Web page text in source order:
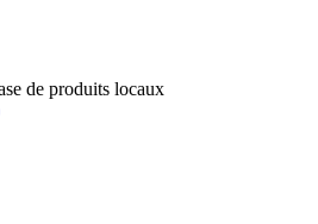
de produits locaux